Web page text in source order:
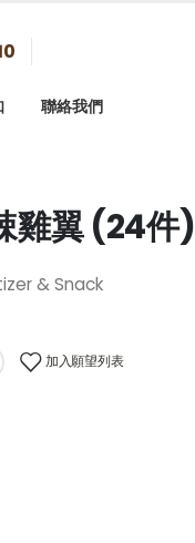
聯絡我們
雞翼 (24件)
& Snack
加入願望列表